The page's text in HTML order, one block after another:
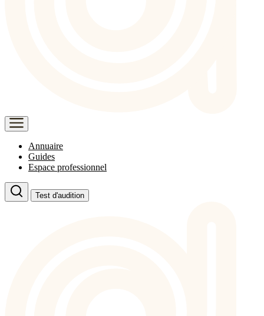
Annuaire
Guides
Espace professionnel
Test d'audition